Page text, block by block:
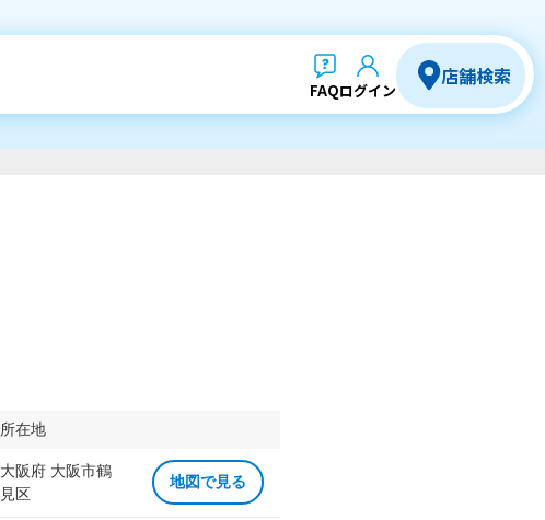
FAQログイン
店舗検索
所在地
大阪府 大阪市鶴
見区
地図で見る